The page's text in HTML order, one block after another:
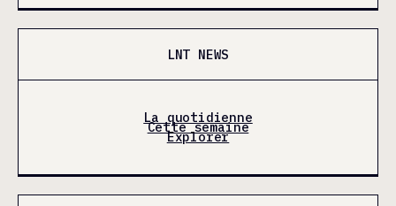
LNT NEWS
La quotidienne
Cette semaine
Explorer